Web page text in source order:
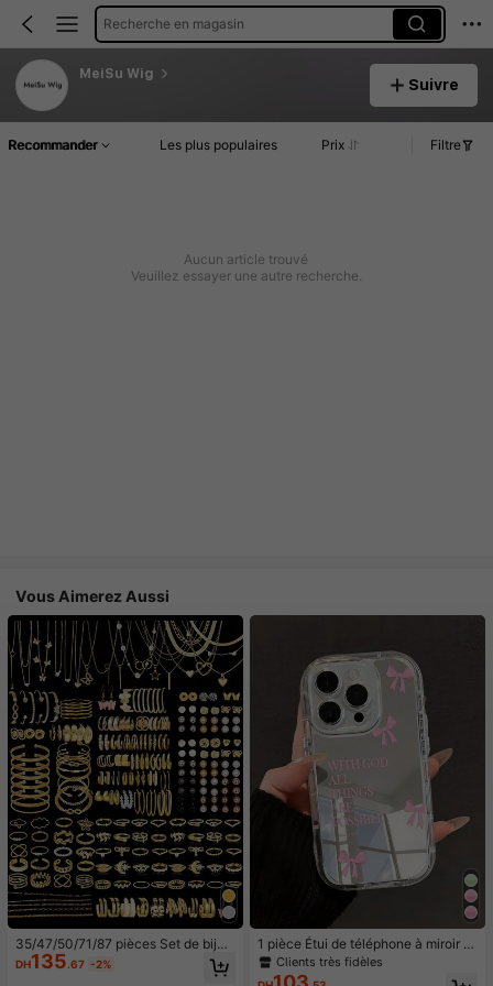
Recherche en magasin
MeiSu Wig
Suivre
Recommander Les plus populaires Prix Filtre
Aucun article trouvé
Veuillez essayer une autre recherche.
Vous Aimerez Aussi
35/47/50/71/87 pièces Set de bijou
x style bohème, comprenant des bo
ucles d'oreilles, colliers, bagues, br
DH135.67 -2%
1 pièce Étui de téléphone à miroir ro
se minimaliste, style fille avec motif
nœud papillon, slogan religieux. Étu
Clients très fidèles